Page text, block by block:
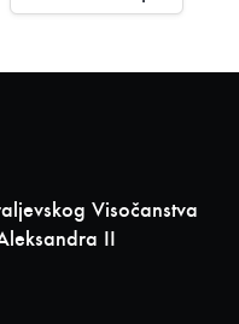
Visočanstva
II